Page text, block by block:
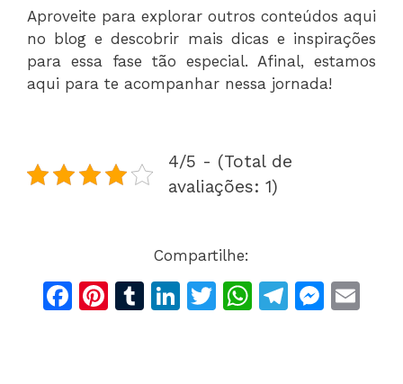
Aproveite para explorar outros conteúdos aqui
no blog e descobrir mais dicas e inspirações
para essa fase tão especial. Afinal, estamos
aqui para te acompanhar nessa jornada!
4/5 - (Total de
avaliações: 1)
Compartilhe:
F
Pi T
Li T
W T
M